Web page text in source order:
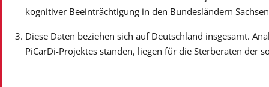
kognitiver Beeinträchtigung in den Bundesländern
Diese Daten beziehen sich auf Deutschland insgesamt.
PiCarDi-Projektes standen, liegen für die Sterberaten der